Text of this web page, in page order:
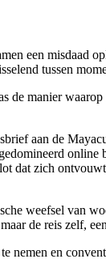
een misdaad
tussen
manier
aan de
dat zich
weefsel van
de reis zelf,
nemen en